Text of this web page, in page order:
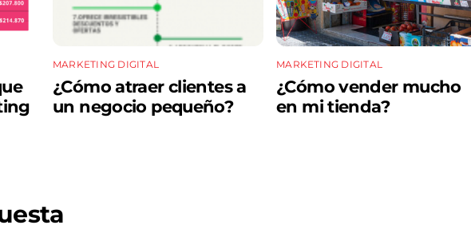
MARKETING DIGITAL
¿Cómo atraer clientes a
un negocio pequeño?
MARKETING DIGITAL
¿Cómo vender mucho
en mi tienda?